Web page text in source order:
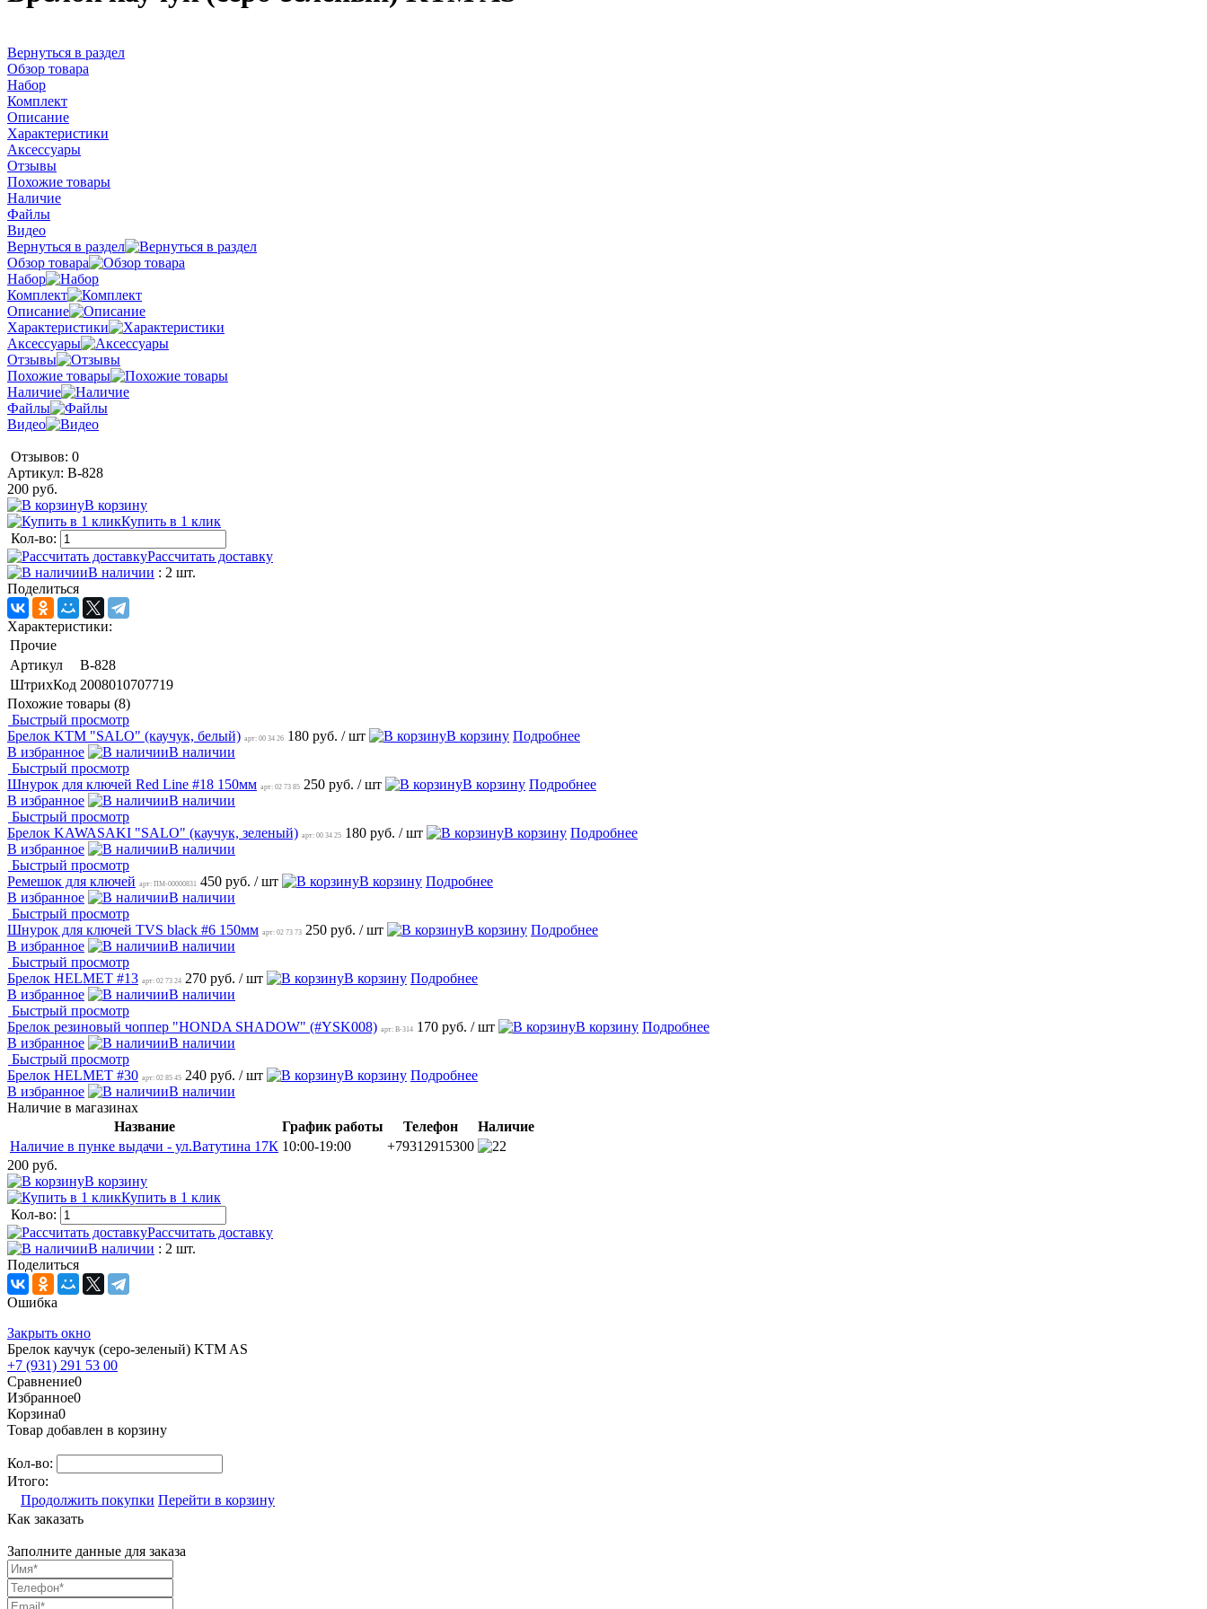
Вернуться в раздел
Обзор товара
Набор
Комплект
Описание
Характеристики
Аксессуары
Отзывы
Похожие товары
Наличие
Файлы
Видео
Вернуться в раздел
Обзор товара
Набор
Комплект
Описание
Характеристики
Аксессуары
Отзывы
Похожие товары
Наличие
Файлы
Видео
Отзывов: 0
Артикул: B-828
200 руб.
В корзину
Купить в 1 клик
Кол-во:
Рассчитать доставку
В наличии : 2 шт.
Поделиться
Характеристики:
Прочие
Артикул
B-828
ШтрихКод 2008010707719
Похожие товары (8)
Быстрый просмотр
Брелок KTM "SALO" (каучук, белый) арт: 00 34 26 180 руб. / шт В корзину Подробнее
В избранное
В наличии
Быстрый просмотр
Шнурок для ключей Red Line #18 150мм арт: 02 73 85 250 руб. / шт В корзину Подробнее
В избранное
В наличии
Быстрый просмотр
Брелок KAWASAKI "SALO" (каучук, зеленый) арт: 00 34 25 180 руб. / шт В корзину Подробнее
В избранное
В наличии
Быстрый просмотр
Ремешок для ключей арт: ПМ-00000831 450 руб. / шт В корзину Подробнее
В избранное
В наличии
Быстрый просмотр
Шнурок для ключей TVS black #6 150мм арт: 02 73 73 250 руб. / шт В корзину Подробнее
В избранное
В наличии
Быстрый просмотр
Брелок HELMET #13 арт: 02 73 24 270 руб. / шт В корзину Подробнее
В избранное
В наличии
Быстрый просмотр
Брелок резиновый чоппер "HONDA SHADOW" (#YSK008) арт: B-314 170 руб. / шт В корзину Подробнее
В избранное
В наличии
Быстрый просмотр
Брелок HELMET #30 арт: 02 85 45 240 руб. / шт В корзину Подробнее
В избранное
В наличии
Наличие в магазинах
Название
График работы Телефон
Наличие
Наличие в пунке выдачи - ул.Ватутина 17К 10:00-19:00 +79312915300
2
200 руб.
В корзину
Купить в 1 клик
Кол-во:
Рассчитать доставку
В наличии : 2 шт.
Поделиться
Ошибка
Закрыть окно
Брелок каучук (серо-зеленый) KTM AS
+7 (931) 291 53 00
Сравнение0
Избранное0
Корзина0
Товар добавлен в корзину
Кол-во:
Итого:
Продолжить покупки Перейти в корзину
Как заказать
Заполните данные для заказа